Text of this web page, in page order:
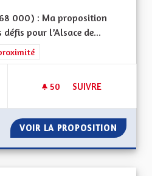
000) : Ma proposition
pour l’Alsace de...
catégorie : Les services publics en
50 50 ABONNÉS
SUIVRE
VOIR LA PROPOSITION